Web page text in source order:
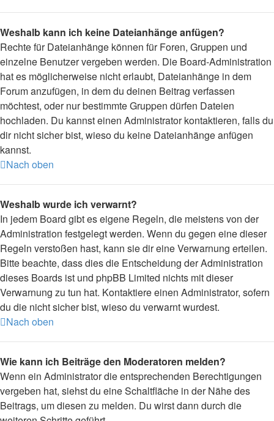
Weshalb kann ich keine Dateianhänge anfügen?
Rechte für Dateianhänge können für Foren, Gruppen und
einzelne Benutzer vergeben werden. Die Board-Administration
hat es möglicherweise nicht erlaubt, Dateianhänge in dem
Forum anzufügen, in dem du deinen Beitrag verfassen
möchtest, oder nur bestimmte Gruppen dürfen Dateien
hochladen. Du kannst einen Administrator kontaktieren, falls du
dir nicht sicher bist, wieso du keine Dateianhänge anfügen
kannst.
Nach oben
Weshalb wurde ich verwarnt?
In jedem Board gibt es eigene Regeln, die meistens von der
Administration festgelegt werden. Wenn du gegen eine dieser
Regeln verstoßen hast, kann sie dir eine Verwarnung erteilen.
Bitte beachte, dass dies die Entscheidung der Administration
dieses Boards ist und phpBB Limited nichts mit dieser
Verwarnung zu tun hat. Kontaktiere einen Administrator, sofern
du die nicht sicher bist, wieso du verwarnt wurdest.
Nach oben
Wie kann ich Beiträge den Moderatoren melden?
Wenn ein Administrator die entsprechenden Berechtigungen
vergeben hat, siehst du eine Schaltfläche in der Nähe des
Beitrags, um diesen zu melden. Du wirst dann durch die